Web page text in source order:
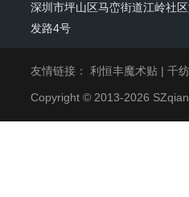
深圳市坪山区马峦街道江岭社
发路4号
友情链接： 利恒丰魔术贴| 千
Copyright © 2013-2026